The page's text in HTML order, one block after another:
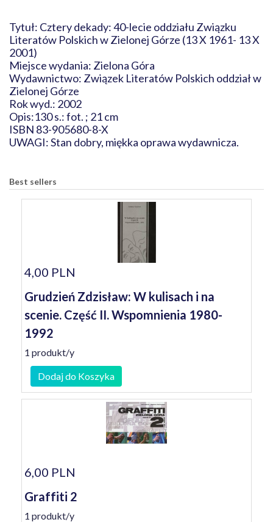
Tytuł: Cztery dekady: 40-lecie oddziału Związku
Literatów Polskich w Zielonej Górze (13 X 1961- 13 X
2001)
Miejsce wydania: Zielona Góra
Wydawnictwo: Związek Literatów Polskich oddział w
Zielonej Górze
Rok wyd.: 2002
Opis:130 s.: fot. ; 21 cm
ISBN 83-905680-8-X
UWAGI: Stan dobry, miękka oprawa wydawnicza.
Best sellers
4,00 PLN
Grudzień Zdzisław: W kulisach i na
scenie. Część II. Wspomnienia 1980-
1992
1 produkt/y
Dodaj do Koszyka
6,00 PLN
Graffiti 2
1 produkt/y